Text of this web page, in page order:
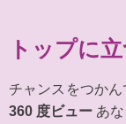
トップに
チャンスをつか
360 度ビュー あ